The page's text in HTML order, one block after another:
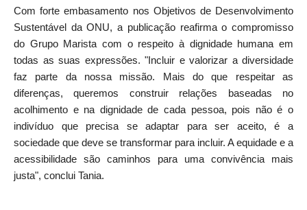
Com forte embasamento nos Objetivos de Desenvolvimento
Sustentável da ONU, a publicação reafirma o compromisso
do Grupo Marista com o respeito à dignidade humana em
todas as suas expressões. "Incluir e valorizar a diversidade
faz parte da nossa missão. Mais do que respeitar as
diferenças, queremos construir relações baseadas no
acolhimento e na dignidade de cada pessoa, pois não é o
indivíduo que precisa se adaptar para ser aceito, é a
sociedade que deve se transformar para incluir. A equidade e a
acessibilidade são caminhos para uma convivência mais
justa", conclui Tania.